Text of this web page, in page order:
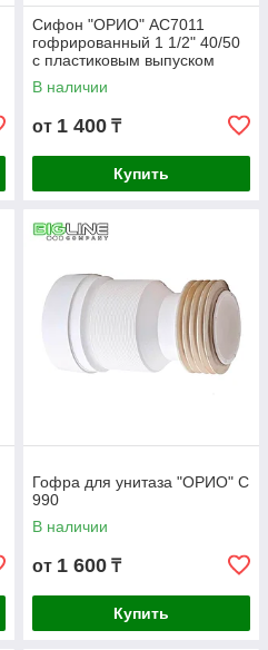
Сифон "ОРИО" АС7011
гофрированный 1 1/2" 40/50
с пластиковым выпуском
белый
В наличии
от 1 400 ₸
Купить
Гофра для унитаза "ОРИО" C
990
В наличии
от 1 600 ₸
Купить